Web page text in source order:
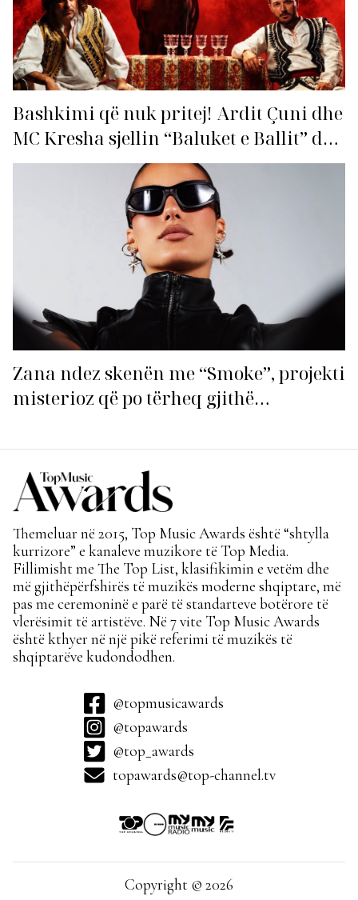
Bashkimi që nuk pritej! Ardit Çuni dhe
MC Kresha sjellin “Baluket e Ballit” dhe
ndezin rrjetin!
Zana ndez skenën me “Smoke”, projekti
misterioz që po tërheq gjithë
Themeluar në 2015, Top Music Awards është “shtylla
kurrizore” e kanaleve muzikore të Top Media.
Fillimisht me The Top List, klasifikimin e vetëm dhe
më gjithëpërfshirës të muzikës moderne shqiptare, më
pas me ceremoninë e parë të standarteve botërore të
vlerësimit të artistëve. Në 7 vite Top Music Awards
është kthyer në një pikë referimi të muzikës të
shqiptarëve kudondodhen.
@topmusicawards
@topawards
@top_awards
topawards@top-channel.tv
Copyright © 2026